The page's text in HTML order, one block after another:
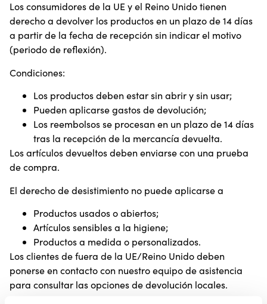
Los consumidores de la UE y el Reino Unido tienen
derecho a devolver los productos en un plazo de 14 días
a partir de la fecha de recepción sin indicar el motivo
(periodo de reflexión).
Condiciones:
Los productos deben estar sin abrir y sin usar;
Pueden aplicarse gastos de devolución;
Los reembolsos se procesan en un plazo de 14 días
tras la recepción de la mercancía devuelta.
Los artículos devueltos deben enviarse con una prueba
de compra.
El derecho de desistimiento no puede aplicarse a
Productos usados o abiertos;
Artículos sensibles a la higiene;
Productos a medida o personalizados.
Los clientes de fuera de la UE/Reino Unido deben
ponerse en contacto con nuestro equipo de asistencia
para consultar las opciones de devolución locales.